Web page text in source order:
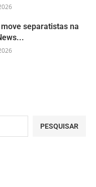
separatistas na
PESQUISAR